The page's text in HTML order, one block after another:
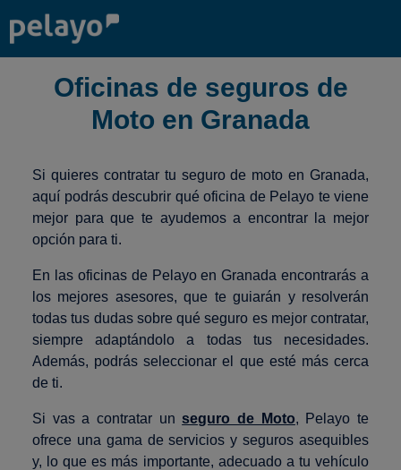
Oficinas de seguros de
Moto en Granada
Si quieres contratar tu seguro de moto en Granada,
aquí podrás descubrir qué oficina de Pelayo te viene
mejor para que te ayudemos a encontrar la mejor
opción para ti.
En las oficinas de Pelayo en Granada encontrarás a
los mejores asesores, que te guiarán y resolverán
todas tus dudas sobre qué seguro es mejor contratar,
siempre adaptándolo a todas tus necesidades.
Además, podrás seleccionar el que esté más cerca
de ti.
Si vas a contratar unseguro de Moto, Pelayo te
ofrece una gama de servicios y seguros asequibles
y, lo que es más importante, adecuado a tu vehículo